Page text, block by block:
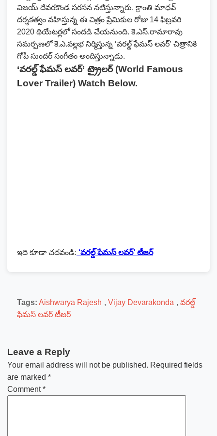
విజయ్ దేవరకొండ సరసన నటిస్తున్నారు. క్రాంతి మాధ‌వ్
ద‌ర్శ‌క‌త్వం వహిస్తున్న ఈ చిత్రం ప్రేమికుల రోజు 14 ఫిబ్రవరి
2020 థియేటర్లలో సందడి చేయనుంది. కె.ఎస్‌.రామారావు
స‌మర్పణ‌లో కె.ఎ.వ‌ల్లభ నిర్మిస్తున్న ‘వ‌ర‌ల్డ్ ఫేమ‌స్ ల‌వ‌ర్‌’ చిత్రానికి
గోపీ సుంద‌ర్ సంగీతం అందిస్తున్నాడు.
‘వ‌ర‌ల్డ్ ఫేమ‌స్ ల‌వ‌ర్‌’ ట్ర్రైలర్ (World Famous
Lover Trailer) Watch Below.
ఇది కూడా చదవండి: ‘వ‌ర‌ల్డ్ ఫేమ‌స్ ల‌వ‌ర్‌’ టీజ‌ర్
Tags: Aishwarya Rajesh , Vijay Devarakonda , వ‌ర‌ల్డ్
ఫేమ‌స్ ల‌వ‌ర్‌ టీజ‌ర్
Leave a Reply
Your email address will not be published. Required fields
are marked *
Comment*